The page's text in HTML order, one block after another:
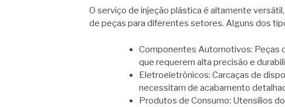
O serviço de injeção plástica é altamente
de peças para diferentes setores. Alguns dos
Componentes Automotivos: Peças
que requerem alta precisão e
Eletroeletrônicos: Carcaças de
necessitam de acabamento
Produtos de Consumo: Utensílios